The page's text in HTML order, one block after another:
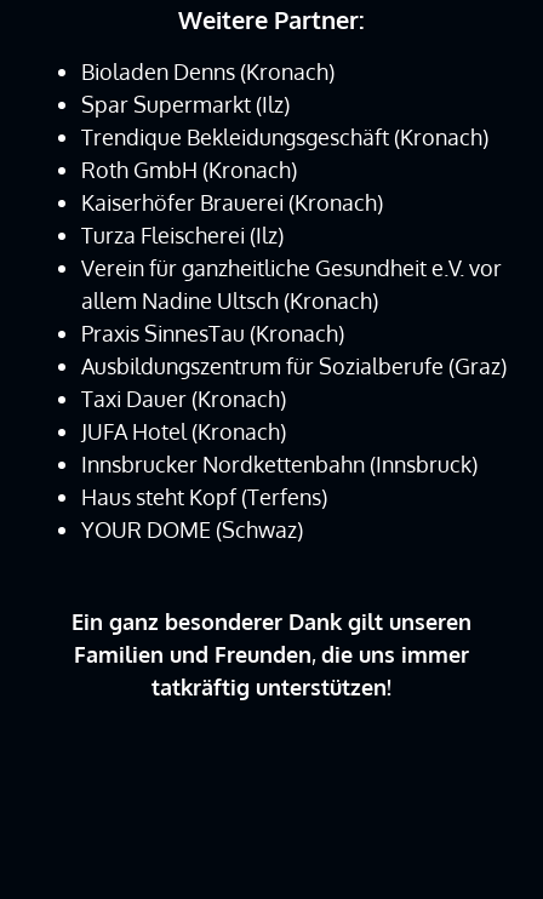
Weitere Partner:
Bioladen Denns (Kronach)
Spar Supermarkt (Ilz)
Trendique Bekleidungsgeschäft (Kronach)
Roth GmbH (Kronach)
Kaiserhöfer Brauerei (Kronach)
Turza Fleischerei (Ilz)
Verein für ganzheitliche Gesundheit e.V. vor
allem Nadine Ultsch (Kronach)
Praxis SinnesTau (Kronach)
Ausbildungszentrum für Sozialberufe (Graz)
Taxi Dauer (Kronach)
JUFA Hotel (Kronach)
Innsbrucker Nordkettenbahn (Innsbruck)
Haus steht Kopf (Terfens)
YOUR DOME (Schwaz)
Ein ganz besonderer Dank gilt unseren
Familien und Freunden,die uns immer
tatkräftig unterstützen!